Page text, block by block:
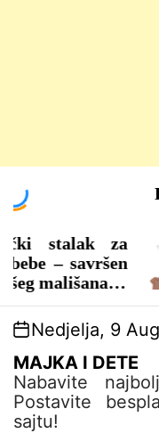
o
za
savršen
Nedjelja, 9
MAJKA I DETE
Nabavite
Postavite
sajtu!